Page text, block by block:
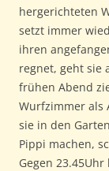
hergerichteten
setzt immer
ihren
regnet, geht sie
frühen Abend
Wurfzimmer als
sie in den
Pippi machen,
Gegen